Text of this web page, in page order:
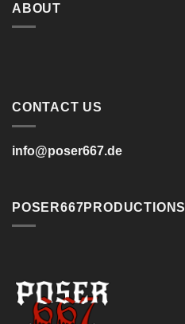
ABOUT
CONTACT US
info@poser667.de
POSER667PRODUCTIONS